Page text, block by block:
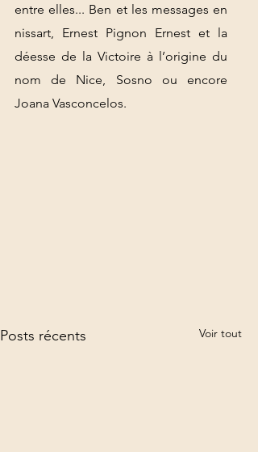
entre elles... Ben et les messages en
nissart, Ernest Pignon Ernest et la
déesse de la Victoire à l’origine du
nom de Nice, Sosno ou encore
Joana Vasconcelos.
Posts récents Voir tout